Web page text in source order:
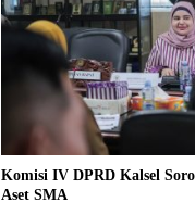
Komisi IV DPRD Kalsel
Aset SMA